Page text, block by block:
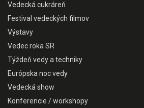
Vedecká cukráreň
Festival vedeckých filmov
Výstavy
Vedec roka SR
Týždeň vedy a techniky
Európska noc vedy
Vedecká show
Konferencie / workshopy